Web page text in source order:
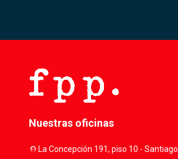
Nuestras oficinas
location_onLa Concepción 191, piso 10 - Santiago